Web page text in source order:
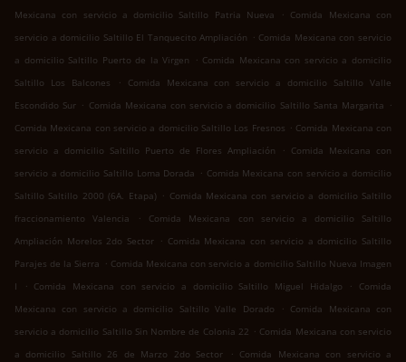
Mexicana con servicio a domicilio Saltillo Patria Nueva
. Comida Mexicana con
servicio a domicilio Saltillo El Tanquecito Ampliación . Comida Mexicana con servicio
a domicilio Saltillo Puerto de la Virgen
. Comida Mexicana con servicio a domicilio
Saltillo Los Balcones
.
Comida Mexicana con servicio a domicilio Saltillo Valle
Escondido Sur . Comida Mexicana con servicio a domicilio Saltillo Santa Margarita .
Comida Mexicana con servicio a domicilio Saltillo Los Fresnos . Comida Mexicana con
servicio a domicilio Saltillo Puerto de Flores Ampliación
. Comida Mexicana con
servicio a domicilio Saltillo Loma Dorada . Comida Mexicana con servicio a domicilio
Saltillo Saltillo 2000 (6A. Etapa) . Comida Mexicana con servicio a domicilio Saltillo
fraccionamiento Valencia
.
Comida Mexicana con servicio a domicilio Saltillo
Ampliación Morelos 2do Sector . Comida Mexicana con servicio a domicilio Saltillo
Parajes de la Sierra . Comida Mexicana con servicio a domicilio Saltillo Nueva Imagen
I
. Comida Mexicana con servicio a domicilio Saltillo Miguel Hidalgo .
Comida
Mexicana con servicio a domicilio Saltillo Valle Dorado
. Comida Mexicana con
servicio a domicilio Saltillo Sin Nombre de Colonia 22 . Comida Mexicana con servicio
a domicilio Saltillo 26 de Marzo 2do Sector
. Comida Mexicana con servicio a